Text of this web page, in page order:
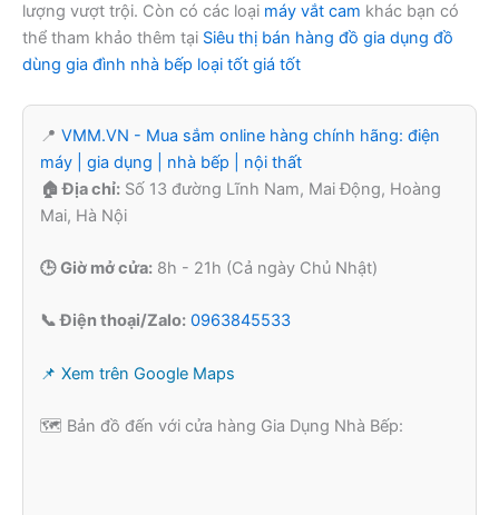
lượng vượt trội. Còn có các loại máy vắt cam khác bạn có
thể tham khảo thêm tại Siêu thị bán hàng đồ gia dụng đồ
dùng gia đình nhà bếp loại tốt giá tốt
📍 VMM.VN - Mua sắm online hàng chính hãng: điện
máy | gia dụng | nhà bếp | nội thất
🏠 Địa chỉ: Số 13 đường Lĩnh Nam, Mai Động, Hoàng
Mai, Hà Nội
🕒 Giờ mở cửa: 8h - 21h (Cả ngày Chủ Nhật)
📞 Điện thoại/Zalo: 0963845533
📌 Xem trên Google Maps
🗺️ Bản đồ đến với cửa hàng Gia Dụng Nhà Bếp: